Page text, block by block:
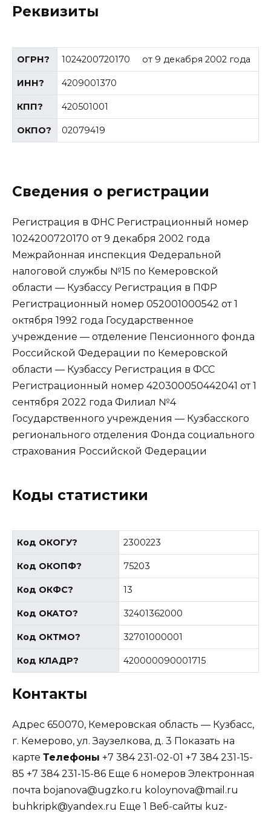
Реквизиты
ОГРН? 1024200720170 от 9 декабря 2002 года
ИНН? 4209001370
КПП? 420501001
ОКПО? 02079419
Сведения о регистрации
Регистрация в ФНС Регистрационный номер
1024200720170 от 9 декабря 2002 года
Межрайонная инспекция Федеральной
налоговой службы №15 по Кемеровской
области — Кузбассу Регистрация в ПФР
Регистрационный номер 052001000542 от 1
октября 1992 года Государственное
учреждение — отделение Пенсионного фонда
Российской Федерации по Кемеровской
области — Кузбассу Регистрация в ФСС
Регистрационный номер 420300050442041 от 1
сентября 2022 года Филиал №4
Государственного учреждения — Кузбасского
регионального отделения Фонда социального
страхования Российской Федерации
Коды статистики
Код ОКОГУ? 2300223
Код ОКОПФ? 75203
Код ОКФС? 13
Код ОКАТО? 32401362000
Код ОКТМО? 32701000001
Код КЛАДР? 420000090001715
Контакты
Адрес 650070, Кемеровская область — Кузбасс,
г. Кемерово, ул. Заузелкова, д. 3 Показать на
карте Телефоны +7 384 231-02-01 +7 384 231-15-
85 +7 384 231-15-86 Еще 6 номеров Электронная
почта bojanova@ugzko.ru koloynova@mail.ru
buhkripk@yandex.ru Еще 1 Веб-сайты kuz-